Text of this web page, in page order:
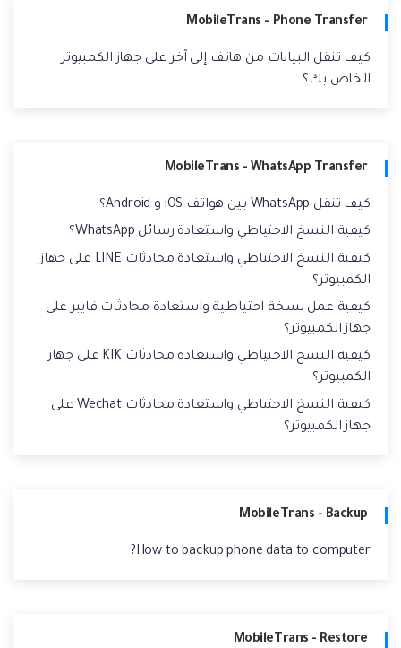
MobileTrans - Phone Transfer
كيف تنقل البيانات من هاتف إلى آخر على جهاز الكمبيوتر
الخاص بك؟
MobileTrans - WhatsApp Transfer
كيف تنقل WhatsApp بين هواتف iOS و Android؟
كيفية النسخ الاحتياطي واستعادة رسائل WhatsApp؟
كيفية النسخ الاحتياطي واستعادة محادثات LINE على جهاز
الكمبيوتر؟
كيفية عمل نسخة احتياطية واستعادة محادثات فايبر على
جهاز الكمبيوتر؟
كيفية النسخ الاحتياطي واستعادة محادثات KIK على جهاز
الكمبيوتر؟
كيفية النسخ الاحتياطي واستعادة محادثات Wechat على
جهاز الكمبيوتر؟
MobileTrans - Backup
How to backup phone data to computer?
MobileTrans - Restore